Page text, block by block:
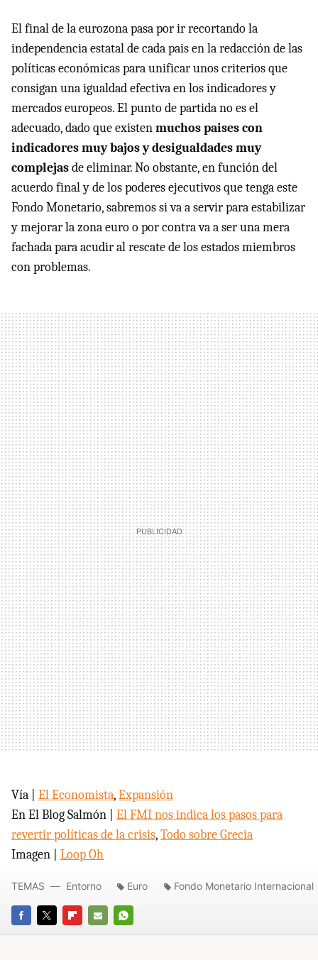
El final de la eurozona pasa por ir recortando la
independencia estatal de cada pais en la redacción de las
políticas económicas para unificar unos criterios que
consigan una igualdad efectiva en los indicadores y
mercados europeos. El punto de partida no es el
adecuado, dado que existenmuchos paises con
indicadores muy bajos y desigualdades muy
complejasde eliminar. No obstante, en función del
acuerdo final y de los poderes ejecutivos que tenga este
Fondo Monetario, sabremos si va a servir para estabilizar
y mejorar la zona euro o por contra va a ser una mera
fachada para acudir al rescate de los estados miembros
con problemas.
Vía | El Economista,Expansión
En El Blog Salmón | ElFMInos indica los pasos para
revertir políticas de la crisis,Todo sobre Grecia
Imagen | Loop Oh
FACEBOOK
TWITTERFLIPBOARD
E-
WHATSAPP
TEMAS Entorno Euro Fondo Monetario Internacional